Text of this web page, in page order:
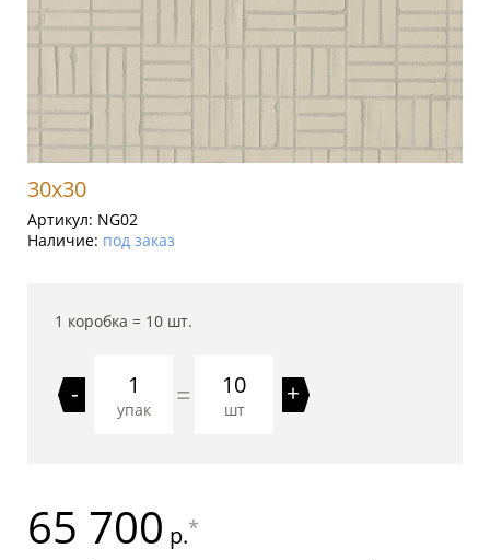
30x30
Артикул: NG02
Наличие: под заказ
1 коробка = 10 шт.
-
упак = 10
шт
+
65 700 р.*